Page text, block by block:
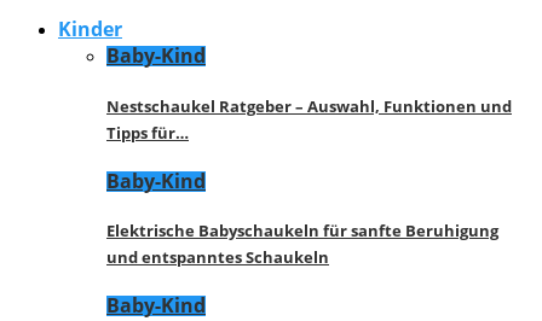
Kinder
Baby-Kind
Nestschaukel Ratgeber – Auswahl, Funktionen und
Tipps für…
Baby-Kind
Elektrische Babyschaukeln für sanfte Beruhigung
und entspanntes Schaukeln
Baby-Kind